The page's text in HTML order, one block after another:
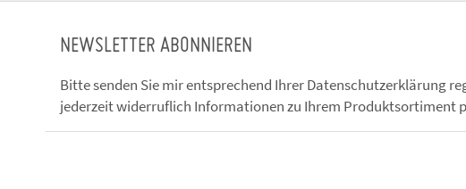
NEWSLETTER ABONNIEREN
Bitte senden Sie mir entsprechend IhrerDatenschutzerklärung
jederzeit widerruflich Informationen zu Ihrem Produktsortiment